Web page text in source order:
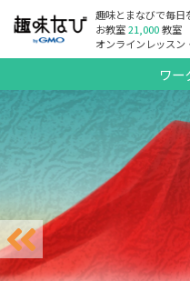
趣味とまなびで毎日
お教室21,000教室
オンラインレッス
ワー